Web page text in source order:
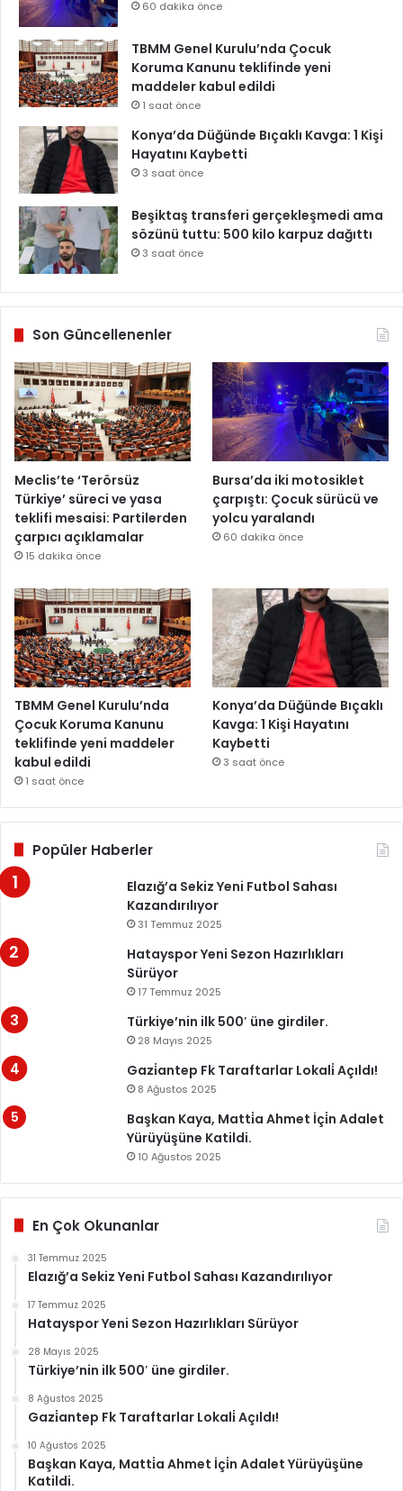
60 dakika önce
TBMM Genel Kurulu’nda Çocuk
Koruma Kanunu teklifinde yeni
maddeler kabul edildi
1 saat önce
Konya’da Düğünde Bıçaklı Kavga: 1 Kişi
Hayatını Kaybetti
3 saat önce
Beşiktaş transferi gerçekleşmedi ama
sözünü tuttu: 500 kilo karpuz dağıttı
3 saat önce
Son Güncellenenler
Meclis’te ‘Terörsüz
Türkiye’ süreci ve yasa
teklifi mesaisi: Partilerden
çarpıcı açıklamalar
15 dakika önce
Bursa’da iki motosiklet
çarpıştı: Çocuk sürücü ve
yolcu yaralandı
60 dakika önce
TBMM Genel Kurulu’nda
Çocuk Koruma Kanunu
teklifinde yeni maddeler
kabul edildi
1 saat önce
Konya’da Düğünde Bıçaklı
Kavga: 1 Kişi Hayatını
Kaybetti
3 saat önce
Popüler Haberler
Elazığ’a Sekiz Yeni Futbol Sahası
Kazandırılıyor
31 Temmuz 2025
Hatayspor Yeni Sezon Hazırlıkları
Sürüyor
17 Temmuz 2025
Türkiye’nin ilk 500′ üne girdiler.
28 Mayıs 2025
Gazi̇antep Fk Taraftarlar Lokali̇ Açıldı!
8 Ağustos 2025
Başkan Kaya, Matti̇a Ahmet İçi̇n Adalet
Yürüyüşüne Katildi.
10 Ağustos 2025
En Çok Okunanlar
31 Temmuz 2025
Elazığ’a Sekiz Yeni Futbol Sahası Kazandırılıyor
17 Temmuz 2025
Hatayspor Yeni Sezon Hazırlıkları Sürüyor
28 Mayıs 2025
Türkiye’nin ilk 500′ üne girdiler.
8 Ağustos 2025
Gazi̇antep Fk Taraftarlar Lokali̇ Açıldı!
10 Ağustos 2025
Başkan Kaya, Matti̇a Ahmet İçi̇n Adalet Yürüyüşüne
Katildi.